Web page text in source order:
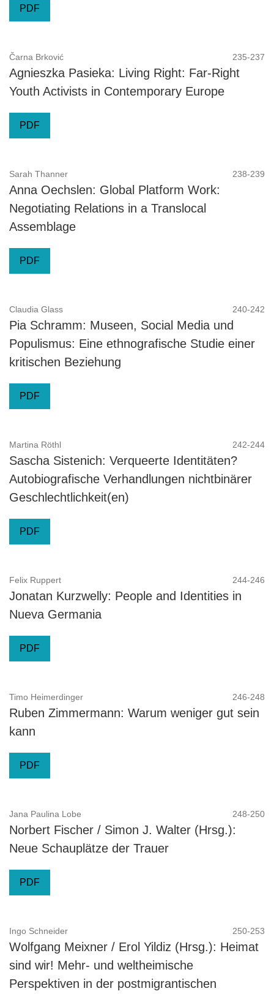
PDF
Čarna Brković 235-237
Agnieszka Pasieka: Living Right: Far-Right
Youth Activists in Contemporary Europe
PDF
Sarah Thanner 238-239
Anna Oechslen: Global Platform Work:
Negotiating Relations in a Translocal
Assemblage
PDF
Claudia Glass 240-242
Pia Schramm: Museen, Social Media und
Populismus: Eine ethnografische Studie einer
kritischen Beziehung
PDF
Martina Röthl 242-244
Sascha Sistenich: Verqueerte Identitäten?
Autobiografische Verhandlungen nichtbinärer
Geschlechtlichkeit(en)
PDF
Felix Ruppert 244-246
Jonatan Kurzwelly: People and Identities in
Nueva Germania
PDF
Timo Heimerdinger 246-248
Ruben Zimmermann: Warum weniger gut sein
kann
PDF
Jana Paulina Lobe 248-250
Norbert Fischer / Simon J. Walter (Hrsg.):
Neue Schauplätze der Trauer
PDF
Ingo Schneider 250-253
Wolfgang Meixner / Erol Yildiz (Hrsg.): Heimat
sind wir! Mehr- und weltheimische
Perspektiven in der postmigrantischen